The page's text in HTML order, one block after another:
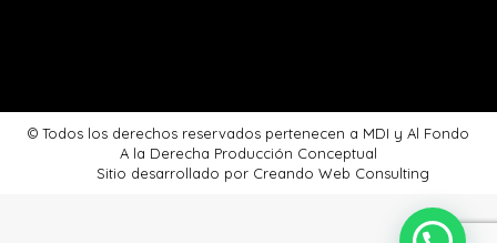
© Todos los derechos reservados pertenecen a MDI y Al Fondo
A la Derecha Producción Conceptual
Sitio desarrollado por Creando Web Consulting